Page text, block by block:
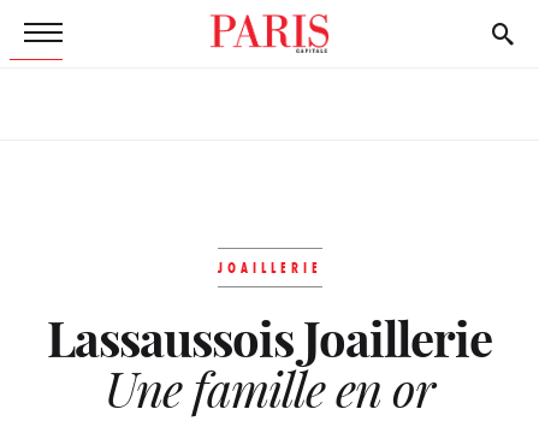
JOAILLERIE
Lassaussois Joaillerie
Une famille en or